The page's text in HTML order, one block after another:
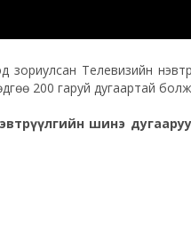
Телевизийн
200 гаруй дугаартай
шинэ